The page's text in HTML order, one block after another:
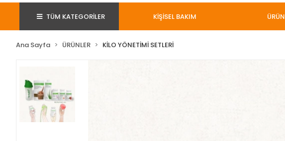
TÜM KATEGORİLER KİŞİSEL BAKIM
Ana Sayfa ÜRÜNLER KİLO YÖNETİMİ SETLERİ